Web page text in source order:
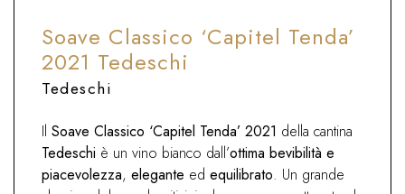
Soave Classico ‘Capitel Tenda’
2021 Tedeschi
Tedeschi
Il Soave Classico ‘Capitel Tenda’ 2021 della cantina
Tedeschi è un vino bianco dall’ottima bevibilità e
piacevolezza, elegante ed equilibrato. Un grande